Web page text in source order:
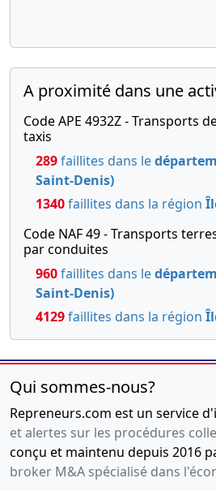
A proximité dans une
Code APE 4932Z - Transports
taxis
289faillites dans le
Saint-Denis)
1340faillites dans la région
Code NAF 49 - Transports
par conduites
960faillites dans le
Saint-Denis)
4129faillites dans la région
Qui sommes-nous?
Repreneurs.com est un service
et alertes sur les procédures
conçu et maintenu depuis 2016
broker M&A spécialisé dans